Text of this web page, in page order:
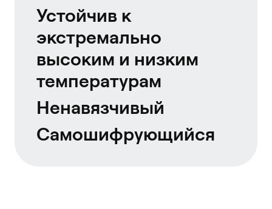
Устойчив к
экстремально
высоким и низким
температурам
Ненавязчивый
Самошифрующийся